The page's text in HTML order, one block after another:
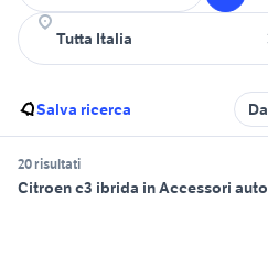
Salva ricerca
20 risultati
Citroen c3 ibrida in Accessori auto